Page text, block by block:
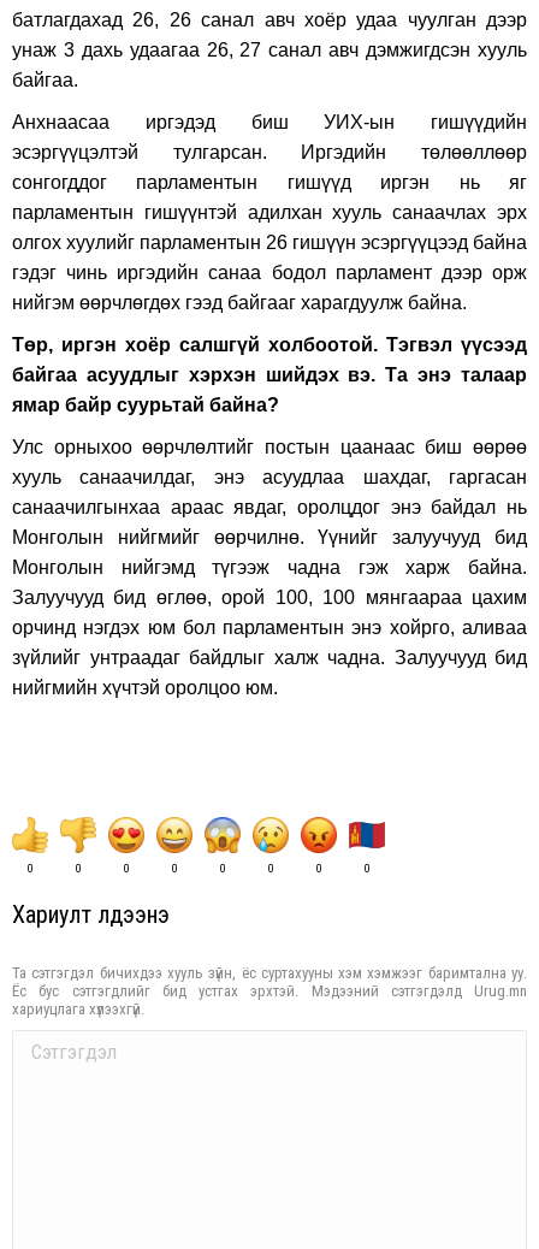
батлагдахад 26, 26 санал авч хоёр удаа чуулган дээр
унаж 3 дахь удаагаа 26, 27 санал авч дэмжигдсэн хууль
байгаа.
Анхнаасаа иргэдэд биш УИХ-ын гишүүдийн
эсэргүүцэлтэй тулгарсан. Иргэдийн төлөөллөөр
сонгогддог парламентын гишүүд иргэн нь яг
парламентын гишүүнтэй адилхан хууль санаачлах эрх
олгох хуулийг парламентын 26 гишүүн эсэргүүцээд байна
гэдэг чинь иргэдийн санаа бодол парламент дээр орж
нийгэм өөрчлөгдөх гээд байгааг харагдуулж байна.
Төр, иргэн хоёр салшгүй холбоотой. Тэгвэл үүсээд
байгаа асуудлыг хэрхэн шийдэх вэ. Та энэ талаар
ямар байр суурьтай байна?
Улс орныхоо өөрчлөлтийг постын цаанаас биш өөрөө
хууль санаачилдаг, энэ асуудлаа шахдаг, гаргасан
санаачилгынхаа араас явдаг, оролцдог энэ байдал нь
Монголын нийгмийг өөрчилнө. Үүнийг залуучууд бид
Монголын нийгэмд түгээж чадна гэж харж байна.
Залуучууд бид өглөө, орой 100, 100 мянгаараа цахим
орчинд нэгдэх юм бол парламентын энэ хойрго, аливаа
зүйлийг унтраадаг байдлыг халж чадна. Залуучууд бид
нийгмийн хүчтэй оролцоо юм.
0 0 0 0 0 0 0 0
Хариулт үлдээнэ үү
Та сэтгэгдэл бичихдээ хууль зүйн, ёс суртахууны хэм хэмжээг баримтална уу.
Ёс бус сэтгэгдлийг бид устгах эрхтэй. Мэдээний сэтгэгдэлд Urug.mn
хариуцлага хүлээхгүй.
Comment